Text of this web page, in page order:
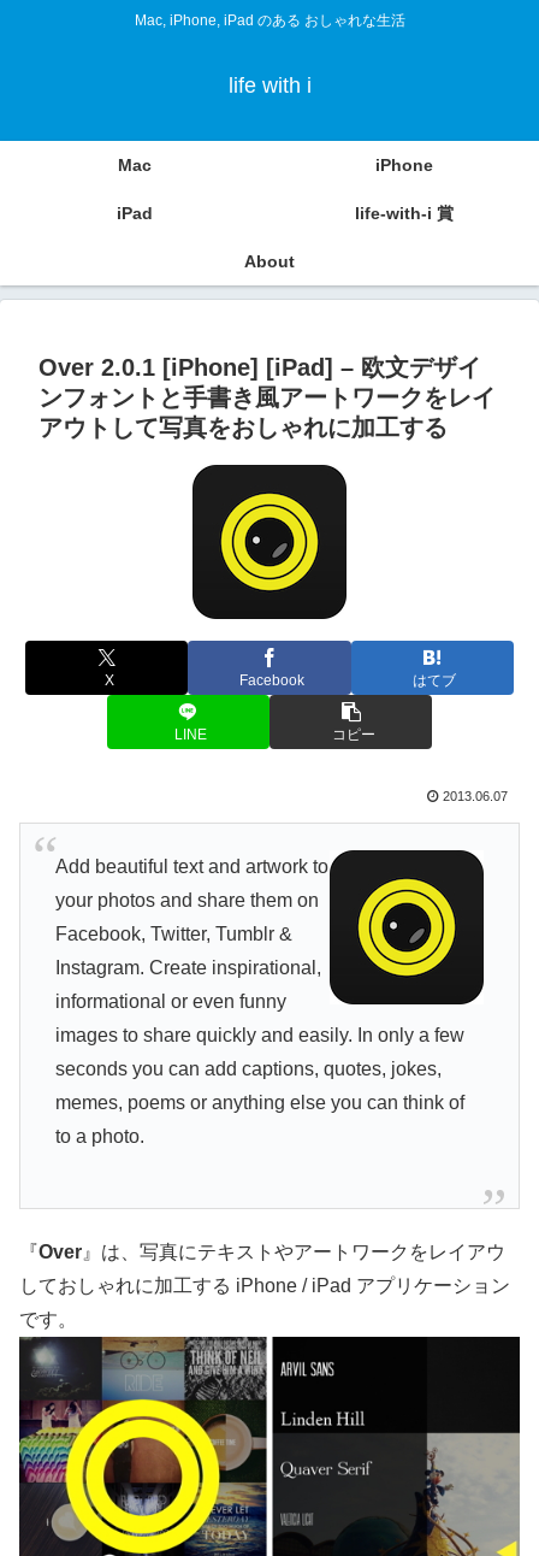
Mac, iPhone, iPad のある おしゃれな生活
life with i
Mac iPhone
iPad life-with-i 賞
About
Over 2.0.1 [iPhone] [iPad] – 欧文デザイ
ンフォントと手書き風アートワークをレイ
アウトして写真をおしゃれに加工する
X Facebook はてブ
LINE コピー
2013.06.07
Add beautiful text and artwork to
your photos and share them on
Facebook, Twitter, Tumblr &
Instagram. Create inspirational,
informational or even funny
images to share quickly and easily. In only a few
seconds you can add captions, quotes, jokes,
memes, poems or anything else you can think of
to a photo.
『Over 』は、写真にテキストやアートワークをレイアウ
しておしゃれに加工する iPhone / iPad アプリケーション
です。